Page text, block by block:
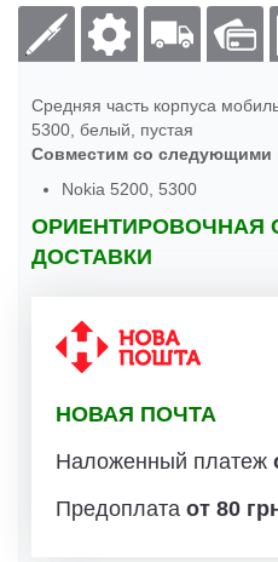
Средняя часть корпуса
5300, белый, пустая
Совместим со следующими
Nokia 5200, 5300
ОРИЕНТИРОВОЧНАЯ
ДОСТАВКИ
НОВАЯ ПОЧТА
Наложенный платеж
Предоплата от 80